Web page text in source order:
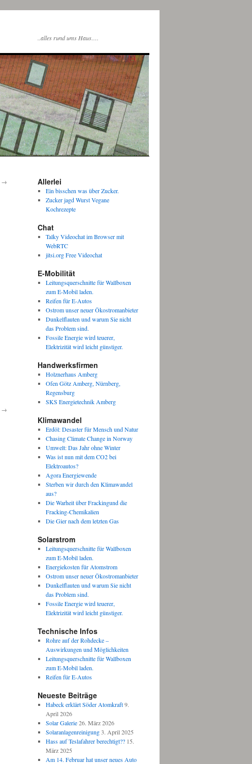
..alles rund ums Haus….
→
→
Allerlei
Ein bisschen was über Zucker.
Zucker jagd Wurst Vegane
Kochrezepte
Chat
Talky Videochat im Browser mit
WebRTC
jitsi.org Free Videochat
E-Mobilität
Leitungsquerschnitte für Wallboxen
zum E-Mobil laden.
Reifen für E-Autos
Ostrom unser neuer Ökostromanbieter
Dunkelflauten und warum Sie nicht
das Problem sind.
Fossile Energie wird teuerer,
Elektrizität wird leicht günstiger.
Handwerksfirmen
Holznerhaus Amberg
Ofen Götz Amberg, Nürnberg,
Regensburg
SKS Energietechnik Amberg
Klimawandel
Erdöl: Desaster für Mensch und Natur
Chasing Climate Change in Norway
Umwelt: Das Jahr ohne Winter
Was ist nun mit dem CO2 bei
Elektroautos?
Agora Energiewende
Sterben wir durch den Klimawandel
aus?
Die Warheit über Frackingund die
Fracking-Chemikalien
Die Gier nach dem letzten Gas
Solarstrom
Leitungsquerschnitte für Wallboxen
zum E-Mobil laden.
Energiekosten für Atomstrom
Ostrom unser neuer Ökostromanbieter
Dunkelflauten und warum Sie nicht
das Problem sind.
Fossile Energie wird teuerer,
Elektrizität wird leicht günstiger.
Technische Infos
Rohre auf der Rohdecke –
Auswirkungen und Möglichkeiten
Leitungsquerschnitte für Wallboxen
zum E-Mobil laden.
Reifen für E-Autos
Neueste Beiträge
Habeck erklärt Söder Atomkraft 9.
April 2026
Solar Galerie 26. März 2026
Solaranlagenreinigung 3. April 2025
Hass auf Teslafahrer berechtigt?? 15.
März 2025
Am 14. Februar hat unser neues Auto